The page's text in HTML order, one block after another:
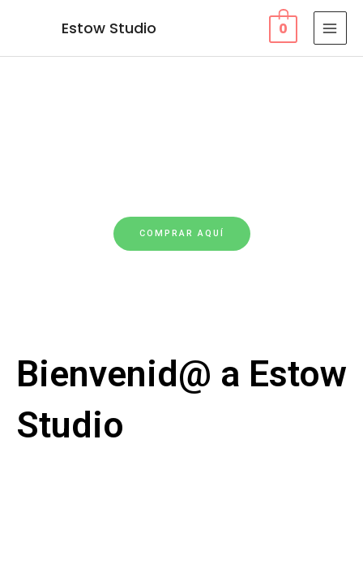
Estow Studio 0
COMPRAR AQUÍ
Bienvenid@ a Estow
Studio